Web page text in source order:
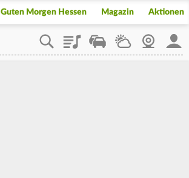
Guten Morgen Hessen Magazin Aktionen
PlaylistStaupilotWetterWebcam